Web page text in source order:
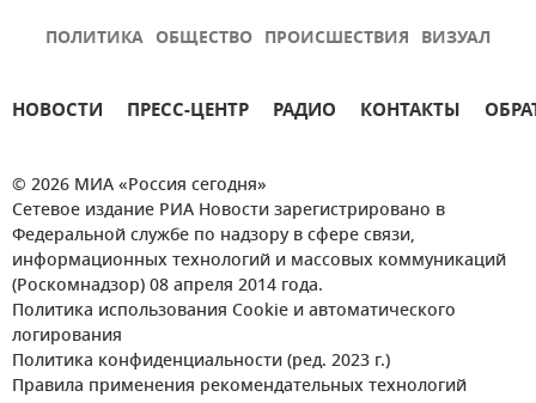
ПОЛИТИКА ОБЩЕСТВО ПРОИСШЕСТВИЯ ВИЗУАЛ
НОВОСТИ ПРЕСС-ЦЕНТР РАДИО КОНТАКТЫ
© 2026 МИА «Россия сегодня»
Сетевое издание РИА Новости зарегистрировано в
Федеральной службе по надзору в сфере связи,
информационных технологий и массовых коммуникаций
(Роскомнадзор) 08 апреля 2014 года.
Политика использования Cookie и автоматического
логирования
Политика конфиденциальности (ред. 2023 г.)
Правила применения рекомендательных технологий